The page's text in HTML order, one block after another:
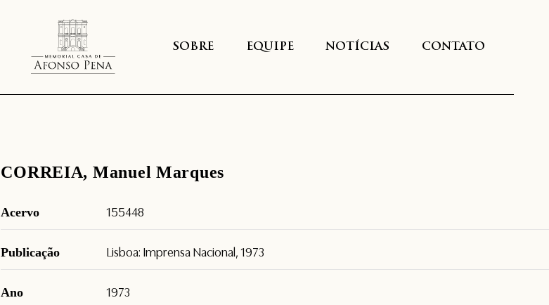
SOBRE EQUIPE NOTÍCIAS CONTATO
CORREIA, Manuel Marques
Acervo 155448
Publicação Lisboa: Imprensa Nacional, 1973
Ano 1973